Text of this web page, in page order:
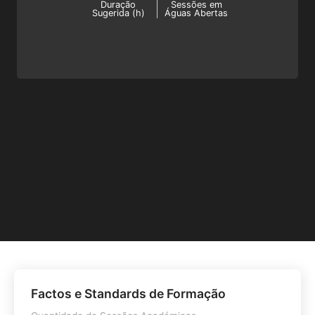
Duração
Sugerida (h)
Sessões em
Águas Abertas
Factos e Standards de Formação